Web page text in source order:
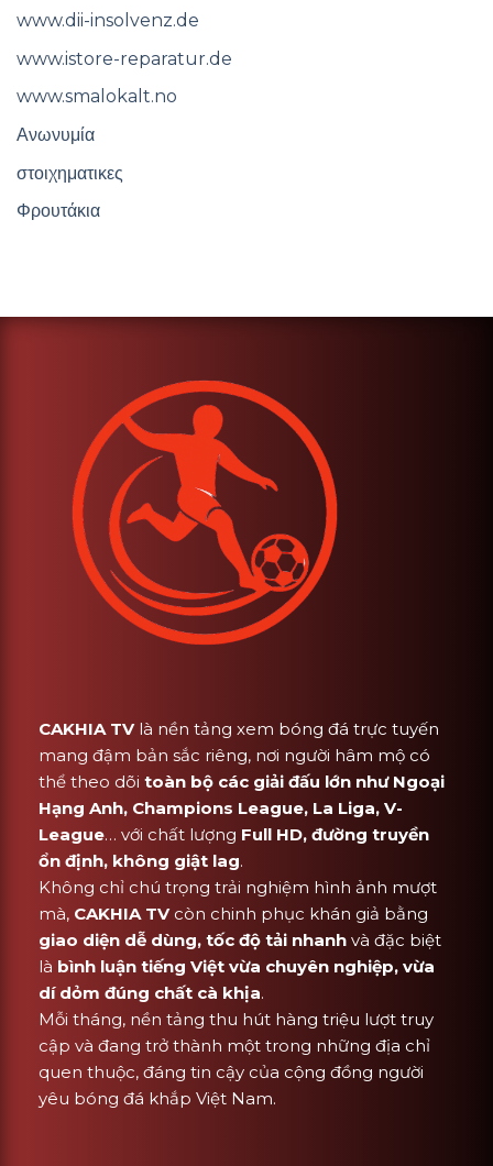
www.dii-insolvenz.de
www.istore-reparatur.de
www.smalokalt.no
Ανωνυμία
στοιχηματικες
Φρουτάκια
CAKHIA TVlà nền tảng xem bóng đá trực tuyến
mang đậm bản sắc riêng, nơi người hâm mộ có
thể theo dõi toàn bộ các giải đấu lớn như Ngoại
Hạng Anh, Champions League, La Liga, V-
League… với chất lượng Full HD, đường truyền
ổn định, không giật lag.
Không chỉ chú trọng trải nghiệm hình ảnh mượt
mà, CAKHIA TVcòn chinh phục khán giả bằng
giao diện dễ dùng, tốc độ tải nhanh và đặc biệt
là bình luận tiếng Việt vừa chuyên nghiệp, vừa
dí dỏm đúng chất cà khịa.
Mỗi tháng, nền tảng thu hút hàng triệu lượt truy
cập và đang trở thành một trong những địa chỉ
quen thuộc, đáng tin cậy của cộng đồng người
yêu bóng đá khắp Việt Nam.